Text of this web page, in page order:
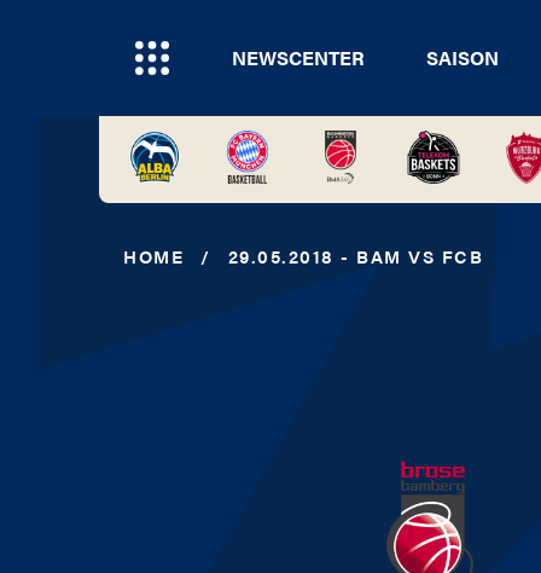
NEWSCENTER SAISON
HOME / 29.05.2018 - BAM VS FCB